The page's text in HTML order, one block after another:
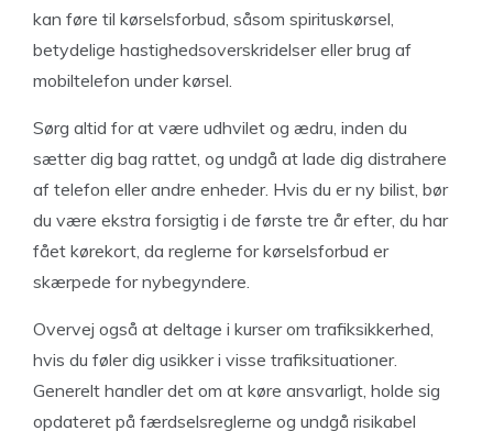
kan føre til kørselsforbud, såsom spirituskørsel,
betydelige hastighedsoverskridelser eller brug af
mobiltelefon under kørsel.
Sørg altid for at være udhvilet og ædru, inden du
sætter dig bag rattet, og undgå at lade dig distrahere
af telefon eller andre enheder. Hvis du er ny bilist, bør
du være ekstra forsigtig i de første tre år efter, du har
fået kørekort, da reglerne for kørselsforbud er
skærpede for nybegyndere.
Overvej også at deltage i kurser om trafiksikkerhed,
hvis du føler dig usikker i visse trafiksituationer.
Generelt handler det om at køre ansvarligt, holde sig
opdateret på færdselsreglerne og undgå risikabel